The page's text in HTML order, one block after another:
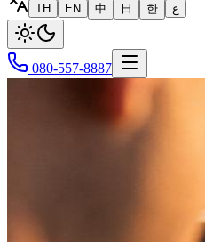
TH
EN 中 日 한 ع
080-557-8887